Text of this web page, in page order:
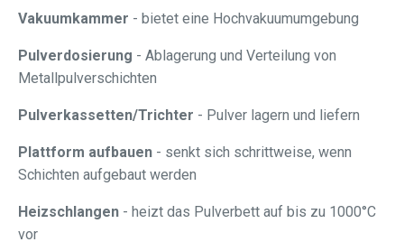
Vakuumkammer - bietet eine Hochvakuumumgebung
Pulverdosierung - Ablagerung und Verteilung von
Metallpulverschichten
Pulverkassetten/Trichter - Pulver lagern und liefern
Plattform aufbauen - senkt sich schrittweise, wenn
Schichten aufgebaut werden
Heizschlangen - heizt das Pulverbett auf bis zu 1000°C
vor